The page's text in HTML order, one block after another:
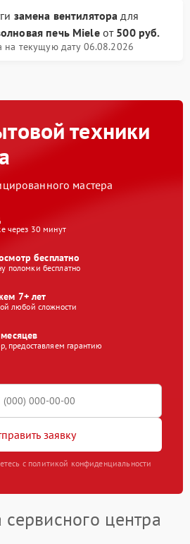
замена вентилятора для
печь Mieleот 500 руб.
на текущую дату 06.08.2026
техники
мастера
через 30 минут
бесплатно
поломки бесплатно
7+ лет
любой сложности
предоставляем гарантию
заявку
с политикой конфиденциальности
центра